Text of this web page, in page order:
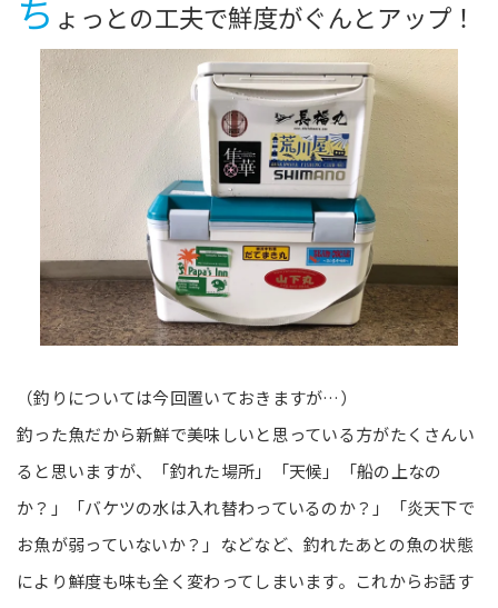
ち ょっとの工夫で鮮度がぐんとアップ！
（釣りについては今回置いておきますが…）
釣った魚だから新鮮で美味しいと思っている方がたくさんい
ると思いますが、「釣れた場所」「天候」「船の上なの
か？」「バケツの水は入れ替わっているのか？」「炎天下で
お魚が弱っていないか？」などなど、釣れたあとの魚の状態
により鮮度も味も全く変わってしまいます。これからお話す